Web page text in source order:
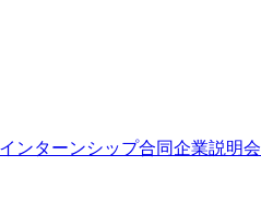
ンターンシップ合同企業説明会